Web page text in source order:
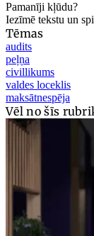
Pamanīji kļūdu?
Iezīmē tekstu un
Tēmas
audits
peļņa
civillikums
valdes loceklis
maksātnespēja
Vēl no šīs